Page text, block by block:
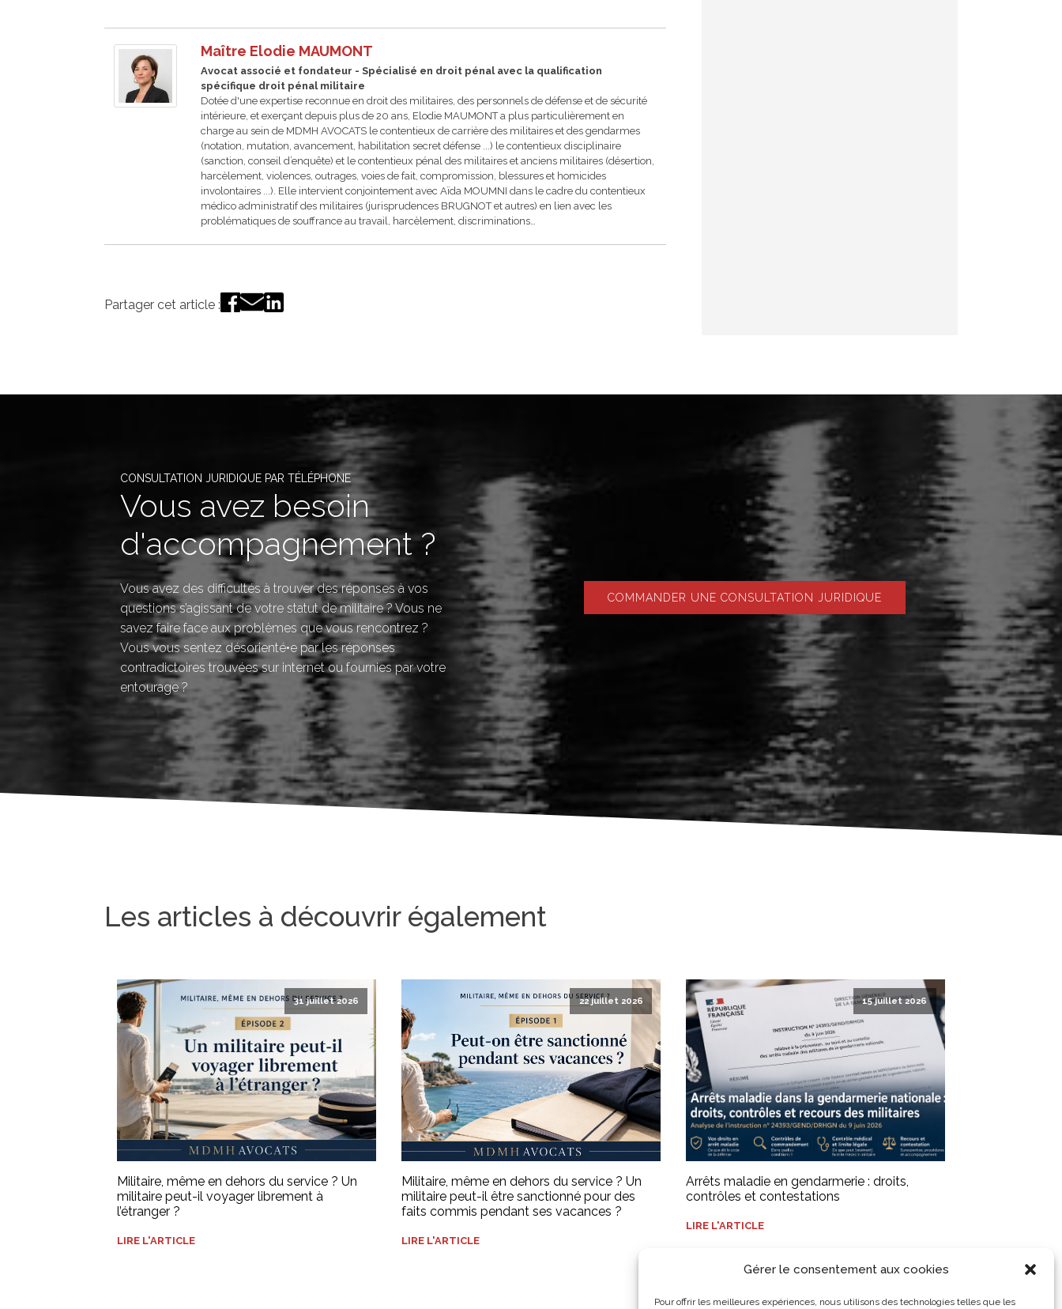
Gérer le consentement aux cookies
Pour offrir les meilleures expériences, nous utilisons des technologies telles que les
Maître Elodie MAUMONT
Avocat associé et fondateur - Spécialisé en droit pénal avec la qualification
spécifique droit pénal militaire
Dotée d'une expertise reconnue en droit des militaires, des personnels de défense et de sécurité
intérieure, et exerçant depuis plus de 20 ans, Elodie MAUMONT a plus particulièrement en
charge au sein de MDMH AVOCATS le contentieux de carrière des militaires et des gendarmes
(notation, mutation, avancement, habilitation secret défense ...) le contentieux disciplinaire
(sanction, conseil d’enquête) et le contentieux pénal des militaires et anciens militaires (désertion,
harcèlement, violences, outrages, voies de fait, compromission, blessures et homicides
involontaires ...). Elle intervient conjointement avec Aïda MOUMNI dans le cadre du contentieux
médico administratif des militaires (jurisprudences BRUGNOT et autres) en lien avec les
problématiques de souffrance au travail, harcèlement, discriminations…
Partager cet article :
CONSULTATION JURIDIQUE PAR TÉLÉPHONE
Vous avez besoin
d'accompagnement ?
Vous avez des difficultés à trouver des réponses à vos
questions s’agissant de votre statut de militaire ? Vous ne
savez faire face aux problèmes que vous rencontrez ?
Vous vous sentez désorienté•e par les réponses
contradictoires trouvées sur internet ou fournies par votre
entourage ?
COMMANDER UNE CONSULTATION JURIDIQUE
Les articles à découvrir également
31 juillet 2026
Militaire, même en dehors du service ? Un
militaire peut-il voyager librement à
l’étranger ?
LIRE L'ARTICLE
22 juillet 2026
Militaire, même en dehors du service ? Un
militaire peut-il être sanctionné pour des
faits commis pendant ses vacances ?
LIRE L'ARTICLE
15 juillet 2026
Arrêts maladie en gendarmerie : droits,
contrôles et contestations
LIRE L'ARTICLE